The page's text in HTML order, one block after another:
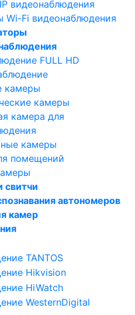
видеонаблюдения
Wi-Fi видеонаблюдения
FULL НD
камеры
камеры
камера для
камеры
помещений
свитчи
автономеров
камер